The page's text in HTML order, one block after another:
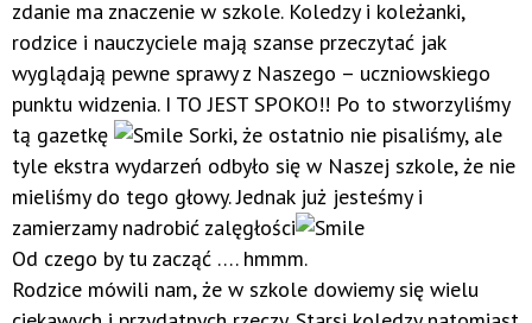
zdanie ma znaczenie w szkole. Koledzy i koleżanki,
rodzice i nauczyciele mają szanse przeczytać jak
wyglądają pewne sprawy z Naszego – uczniowskiego
punktu widzenia. I TO JEST SPOKO!! Po to stworzyliśmy
tą gazetkę
Sorki, że ostatnio nie pisaliśmy, ale
tyle ekstra wydarzeń odbyło się w Naszej szkole, że nie
mieliśmy do tego głowy. Jednak już jesteśmy i
zamierzamy nadrobić zalęgłości
Od czego by tu zacząć …. hmmm.
Rodzice mówili nam, że w szkole dowiemy się wielu